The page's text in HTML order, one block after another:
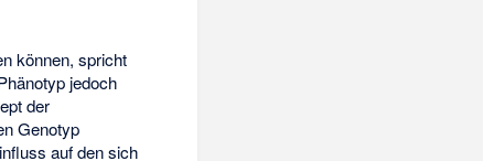
können, spricht
jedoch
der
Genotyp
auf den sich